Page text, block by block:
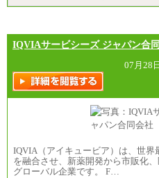
IQVIAサービシーズ ジャパン合
07月28
IQVIA（アイキュービア）は、世界
を融合させ、新薬開発から市販化
グローバル企業です。 F…